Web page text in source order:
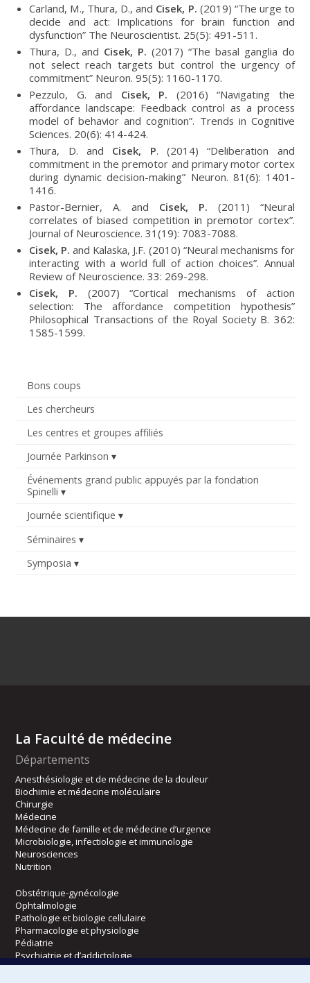
Bons coups
Les chercheurs
Les centres et groupes affiliés
Journée Parkinson
Événements grand public appuyés par la fondation
Spinelli
Journée scientifique
Séminaires
Symposia
Carland, M., Thura, D., and Cisek, P. (2019) “The urge to
decide and act: Implications for brain function and
dysfunction” The Neuroscientist. 25(5): 491-511.
Thura, D., and Cisek, P. (2017) “The basal ganglia do
not select reach targets but control the urgency of
commitment” Neuron. 95(5): 1160-1170.
Pezzulo, G. and Cisek, P. (2016) “Navigating the
affordance landscape: Feedback control as a process
model of behavior and cognition”. Trends in Cognitive
Sciences. 20(6): 414-424.
Thura, D. and Cisek, P. (2014) “Deliberation and
commitment in the premotor and primary motor cortex
during dynamic decision-making” Neuron. 81(6): 1401-
1416.
Pastor-Bernier, A. and Cisek, P. (2011) “Neural
correlates of biased competition in premotor cortex”.
Journal of Neuroscience. 31(19): 7083-7088.
Cisek, P. and Kalaska, J.F. (2010) “Neural mechanisms for
interacting with a world full of action choices”. Annual
Review of Neuroscience. 33: 269-298.
Cisek, P. (2007) “Cortical mechanisms of action
selection: The affordance competition hypothesis”
Philosophical Transactions of the Royal Society B. 362:
1585-1599.
La Faculté de médecine
Départements
Anesthésiologie et de médecine de la douleur
Biochimie et médecine moléculaire
Chirurgie
Médecine
Médecine de famille et de médecine d’urgence
Microbiologie, infectiologie et immunologie
Neurosciences
Nutrition
Obstétrique-gynécologie
Ophtalmologie
Pathologie et biologie cellulaire
Pharmacologie et physiologie
Pédiatrie
Psychiatrie et d’addictologie
Radiologie, radio-oncologie et médecine nucléaire